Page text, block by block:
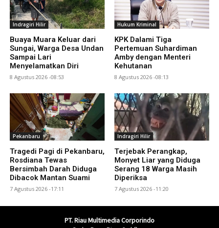
Indragiri Hilir
Buaya Muara Keluar dari
Sungai, Warga Desa Undan
Sampai Lari
Menyelamatkan Diri
8 Agustus 2026 -08:53
Hukum Kriminal
KPK Dalami Tiga
Pertemuan Suhardiman
Amby dengan Menteri
Kehutanan
8 Agustus 2026 -08:13
Pekanbaru
Tragedi Pagi di Pekanbaru,
Rosdiana Tewas
Bersimbah Darah Diduga
Dibacok Mantan Suami
7 Agustus 2026 -17:11
Indragiri Hilir
Terjebak Perangkap,
Monyet Liar yang Diduga
Serang 18 Warga Masih
Diperiksa
7 Agustus 2026 -11:20
PT. Riau Multimedia Corporindo